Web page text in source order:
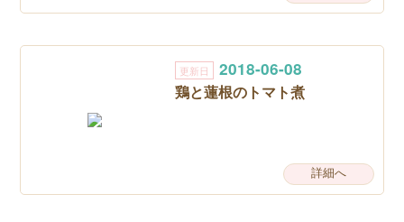
更新日 2018-06-08
鶏と蓮根のトマト煮
詳細へ